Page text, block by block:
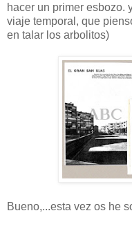
hacer un primer esbozo.
viaje temporal, que
en talar los arbolitos)
Bueno,...esta vez os he